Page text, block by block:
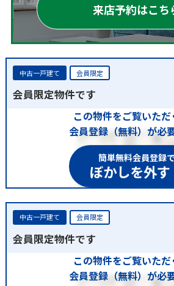
来店予約はこち
中古一戸建て 会員限定
会員限定物件です
この物件をご覧いただ
会員登録（無料）が必要
簡単無料会員登録で
ぼかしを外す
中古一戸建て 会員限定
会員限定物件です
この物件をご覧いただ
会員登録（無料）が必要